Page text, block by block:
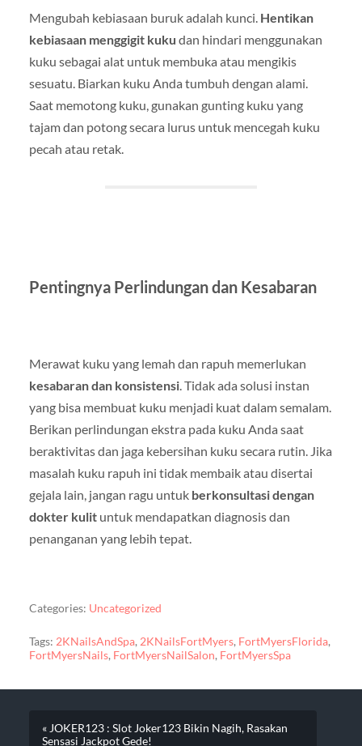
Mengubah kebiasaan buruk adalah kunci. Hentikan
kebiasaan menggigit kuku dan hindari menggunakan
kuku sebagai alat untuk membuka atau mengikis
sesuatu. Biarkan kuku Anda tumbuh dengan alami.
Saat memotong kuku, gunakan gunting kuku yang
tajam dan potong secara lurus untuk mencegah kuku
pecah atau retak.
Pentingnya Perlindungan dan Kesabaran
Merawat kuku yang lemah dan rapuh memerlukan
kesabaran dan konsistensi. Tidak ada solusi instan
yang bisa membuat kuku menjadi kuat dalam semalam.
Berikan perlindungan ekstra pada kuku Anda saat
beraktivitas dan jaga kebersihan kuku secara rutin. Jika
masalah kuku rapuh ini tidak membaik atau disertai
gejala lain, jangan ragu untuk berkonsultasi dengan
dokter kulituntuk mendapatkan diagnosis dan
penanganan yang lebih tepat.
Categories: Uncategorized
Tags: 2KNailsAndSpa, 2KNailsFortMyers, FortMyersFlorida,
FortMyersNails, FortMyersNailSalon, FortMyersSpa
« JOKER123 : Slot Joker123 Bikin Nagih, Rasakan
Sensasi Jackpot Gede!